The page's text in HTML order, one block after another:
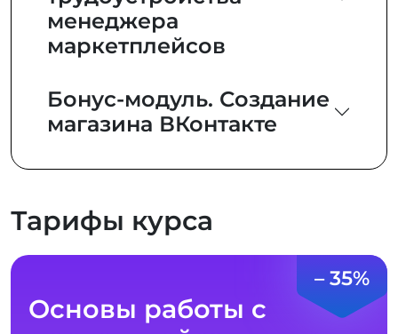
менеджера
маркетплейсов
Бонус-модуль. Создание
магазина ВКонтакте
Тарифы курса
– 35%
Основы работы с